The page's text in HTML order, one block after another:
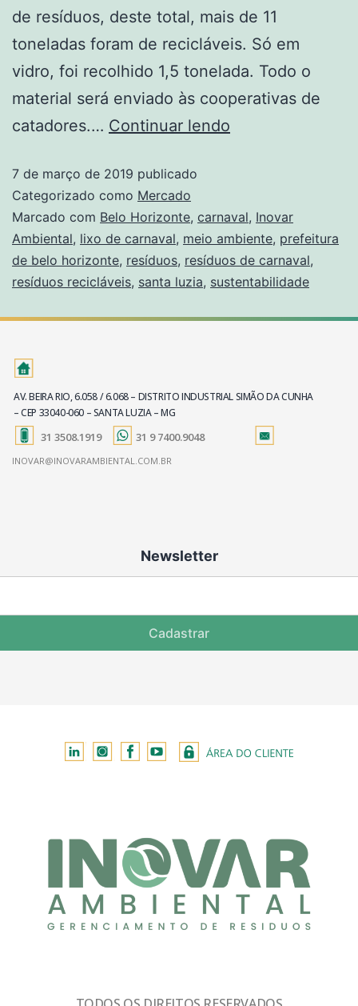
de resíduos, deste total, mais de 11
toneladas foram de recicláveis. Só em
vidro, foi recolhido 1,5 tonelada. Todo o
material será enviado às cooperativas de
catadores.… Continuar lendo
7 de março de 2019 publicado
Categorizado como Mercado
Marcado com Belo Horizonte, carnaval, Inovar
Ambiental, lixo de carnaval, meio ambiente, prefeitura
de belo horizonte, resíduos, resíduos de carnaval,
resíduos recicláveis, santa luzia, sustentabilidade
AV. BEIRA RIO, 6.058 / 6.068 – DISTRITO INDUSTRIAL SIMÃO DA CUNHA
– CEP 33040-060 – SANTA LUZIA – MG
31 3508.1919 31 9 7400.9048
INOVAR@INOVARAMBIENTAL.COM.BR
Newsletter
Cadastrar